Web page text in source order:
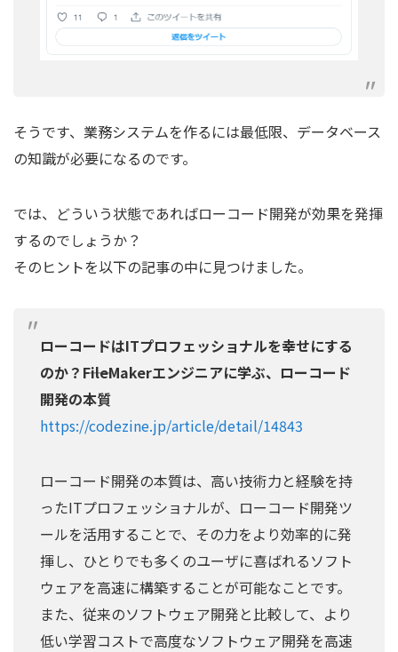
そうです、業務システムを作るには最低限、データベース
の知識が必要になるのです。
では、どういう状態であればローコード開発が効果を発揮
するのでしょうか？
そのヒントを以下の記事の中に見つけました。
ローコードはITプロフェッショナルを幸せにする
のか？――FileMakerエンジニアに学ぶ、ローコード
開発の本質
https://codezine.jp/article/detail/14843
ローコード開発の本質は、高い技術力と経験を持
ったITプロフェッショナルが、ローコード開発ツ
ールを活用することで、その力をより効率的に発
揮し、ひとりでも多くのユーザに喜ばれるソフト
ウェアを高速に構築することが可能なことです。
また、従来のソフトウェア開発と比較して、より
低い学習コストで高度なソフトウェア開発を高速